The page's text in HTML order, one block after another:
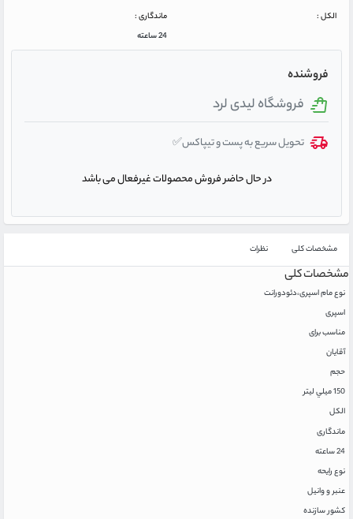
الکل :
ماندگاری :
24 ساعته
فروشنده
فروشگاه لیدی لرد
تحویل سریع به پست و تیپاکس✅
در حال حاضر فروش محصولات غیرفعال می باشد
مشخصات کلی نظرات
مشخصات کلی
نوع مام اسپری،دئودورانت
اسپری
مناسب برای
آقایان
حجم
150 ميلي ليتر
الکل
ماندگاری
24 ساعته
نوع رایحه
عنبر و وانیل
کشور سازنده